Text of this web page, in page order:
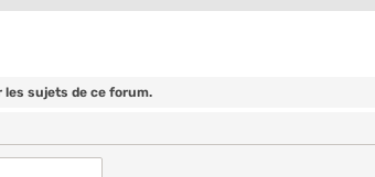
les sujets de ce forum.